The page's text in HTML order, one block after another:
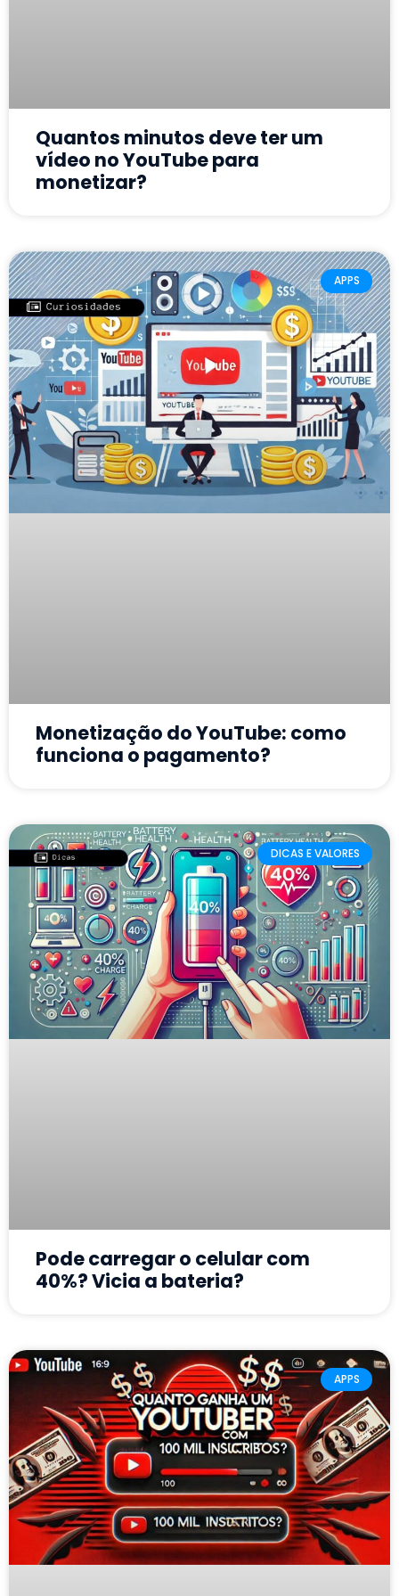
Quantos minutos deve ter um
vídeo no YouTube para
monetizar?
APPS
Monetização do YouTube: como
funciona o pagamento?
DICAS E VALORES
Pode carregar o celular com
40%? Vicia a bateria?
APPS